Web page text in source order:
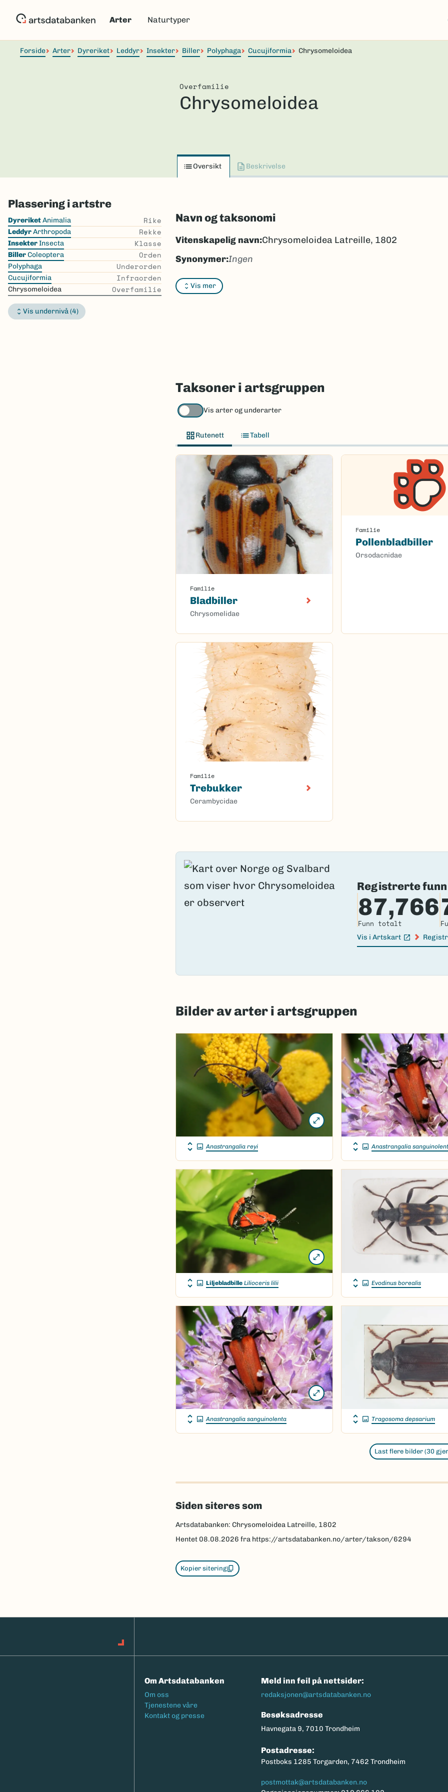
Arter Naturtyper
Forside Arter Dyreriket Leddyr Insekter Biller Polyphaga Cucujiformia Chrysomeloidea
Overfamilie
Chrysomeloidea
Oversikt Beskrivelse
Plassering i artstre
Skip
the
list
DyreriketAnimalia Rike
LeddyrArthropoda Rekke
InsekterInsecta Klasse
BillerColeoptera Orden
Polyphaga Underorden
Cucujiformia Infraorden
Chrysomeloidea Overfamilie
Vis undernivå (4)
Navn og taksonomi
Vis mer
Vitenskapelig navn:Chrysomeloidea Latreille, 1802
Synonymer:Ingen
Bokmål:Ingen
Nynorsk:Ingen
Taksoner i artsgruppen
Vis arter og underarter
Rutenett Tabell
Familie
Bladbiller
Chrysomelidae
Familie
Pollenbladbiller
Orsodacnidae
Familie
Trebukker
Cerambycidae
Registrerte funn
87,766
Funn totalt
Vis i Artskart
(Ekstern lenke)
Bilder av arter i artsgruppen
Anastrangalia reyi Anastrangalia
Liljebladbille Lilioceris lilii Evodinus borealis
Anastrangalia sanguinolenta Tragosoma depsarium
Last flere bilder (30
Siden siteres som
Artsdatabanken: Chrysomeloidea Latreille, 1802
Hentet 08.08.2026 fra https://artsdatabanken.no/arter/takson/6294
Kopier sitering
Om Artsdatabanken
Footermeny
Om oss
Tjenestene våre
Kontakt og presse
Meld inn feil på nettsider:
redaksjonen@artsdatabanken.no
Besøksadresse
Havnegata 9, 7010 Trondheim
Postadresse:
Postboks 1285 Torgarden, 7462 Trondheim
postmottak@artsdatabanken.no